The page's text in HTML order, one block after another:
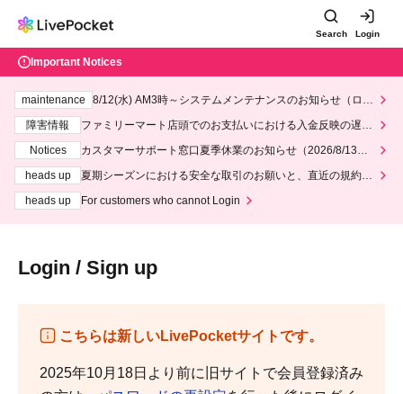
Search Login
Important Notices
maintenance
8/12(水) AM3時～システムメンテナンスのお知らせ（ロー
障害情報
ファミリーマート店頭でのお支払いにおける入金反映の遅延
Notices
カスタマーサポート窓口夏季休業のお知らせ（2026/8/13～2
heads up
夏期シーズンにおける安全な取引のお願いと、直近の規約違
heads up
For customers who cannot Login
Login / Sign up
こちらは新しいLivePocketサイトです。
2025年10月18日より前に旧サイトで会員登録済み